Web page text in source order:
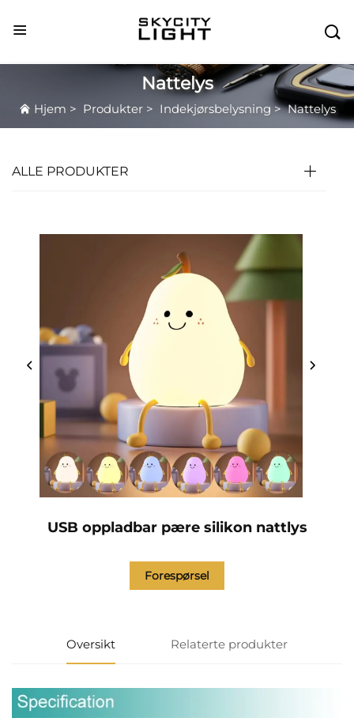

Nattelys
Hjem > Produkter> Indekjørsbelysning>Nattelys
ALLE PRODUKTER
USB oppladbar pære silikon nattlys
Forespørsel
Oversikt Relaterte produkter